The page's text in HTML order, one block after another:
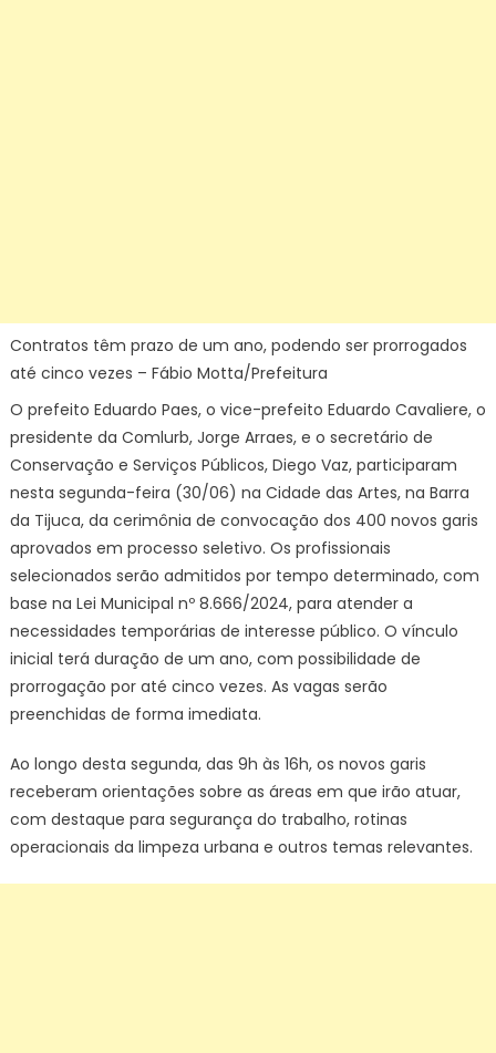
Contratos têm prazo de um ano, podendo ser prorrogados
até cinco vezes – Fábio Motta/Prefeitura
O prefeito Eduardo Paes, o vice-prefeito Eduardo Cavaliere, o
presidente da Comlurb, Jorge Arraes, e o secretário de
Conservação e Serviços Públicos, Diego Vaz, participaram
nesta segunda-feira (30/06) na Cidade das Artes, na Barra
da Tijuca, da cerimônia de convocação dos 400 novos garis
aprovados em processo seletivo. Os profissionais
selecionados serão admitidos por tempo determinado, com
base na Lei Municipal nº 8.666/2024, para atender a
necessidades temporárias de interesse público. O vínculo
inicial terá duração de um ano, com possibilidade de
prorrogação por até cinco vezes. As vagas serão
preenchidas de forma imediata.
Ao longo desta segunda, das 9h às 16h, os novos garis
receberam orientações sobre as áreas em que irão atuar,
com destaque para segurança do trabalho, rotinas
operacionais da limpeza urbana e outros temas relevantes.